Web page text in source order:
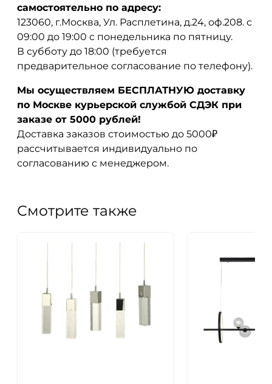
самостоятельно по адресу:
123060, г.Москва, Ул. Расплетина, д.24, оф.208. с
09:00 до 19:00 с понедельника по пятницу.
В субботу до 18:00 (требуется
предварительное согласование по телефону).
Мы осуществляем БЕСПЛАТНУЮ доставку
по Москве курьерской службой СДЭК при
заказе от 5000 рублей!
Доставка заказов стоимостью до 5000₽
рассчитывается индивидуально по
согласованию с менеджером.
Смотрите также